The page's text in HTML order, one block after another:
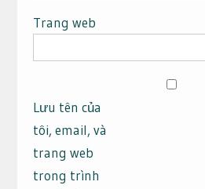
Trang web
Lưu tên của
tôi, email, và
trang web
trong trình